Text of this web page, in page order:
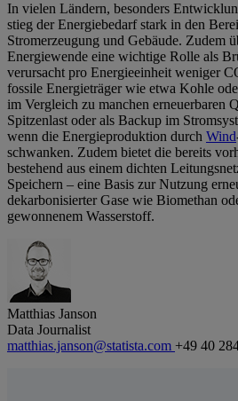
In vielen Ländern, besonders
stieg der Energiebedarf stark in den
Stromerzeugung und Gebäude. Zudem
Energiewende eine wichtige Rolle als
verursacht pro Energieeinheit weniger
fossile Energieträger wie etwa Kohle
im Vergleich zu manchen erneuerbaren
Spitzenlast oder als Backup im
wenn die Energieproduktion durch Wind
schwanken. Zudem bietet die bereits
bestehend aus einem dichten
Speichern – eine Basis zur Nutzung
dekarbonisierter Gase wie Biomethan
gewonnenem Wasserstoff.
Matthias Janson
Data Journalist
matthias.janson@statista.com +49 40